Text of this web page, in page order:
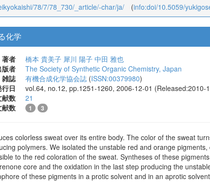
78/7/78_730/_article/-char/ja/ (info:doi/10.5059/
化学
著者 橋本 貴美子 犀川 陽子 中田 雅也
版者
The Society of Synthetic Organic Chemistry, Japan
雑誌
有機合成化学協会誌 (ISSN:00379980)
日
vol.64, no.12, pp.1251-1260, 2006-12-01 (Released:2010-
献数
21
献数
1 3
colorless sweat over its entire body. The color of the sweat
polymers. We isolated the unstable red and orange
to the red coloration of the sweat. Syntheses of these
core and the oxidation in the last step producing the
of these pigments in a protic solvent and in an aprotic